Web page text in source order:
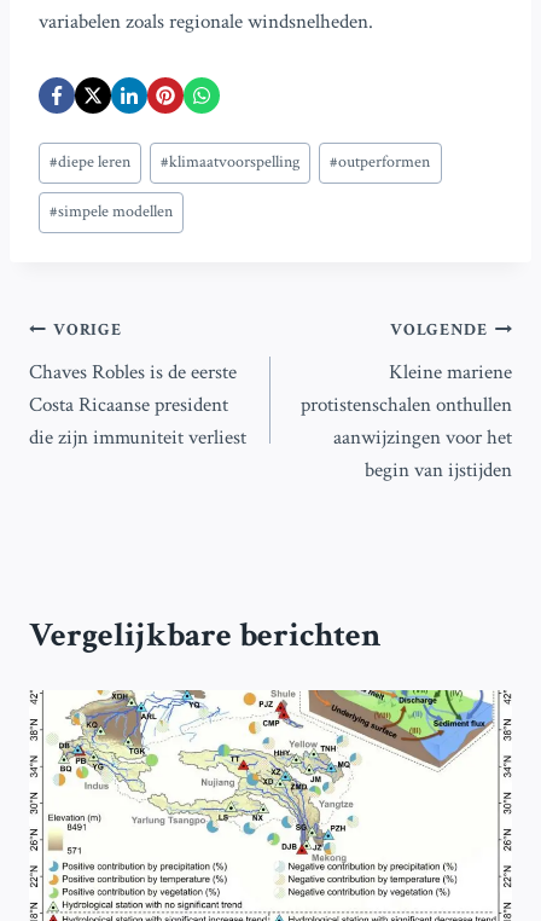
variabelen zoals regionale windsnelheden.
Bericht
tags:
#diepe leren #klimaatvoorspelling #outperformen
#simpele modellen
Bericht
navigatie
VORIGE
Chaves Robles is de eerste
Costa Ricaanse president
die zijn immuniteit verliest
VOLGENDE
Kleine mariene
protistenschalen onthullen
aanwijzingen voor het
begin van ijstijden
Vergelijkbare berichten